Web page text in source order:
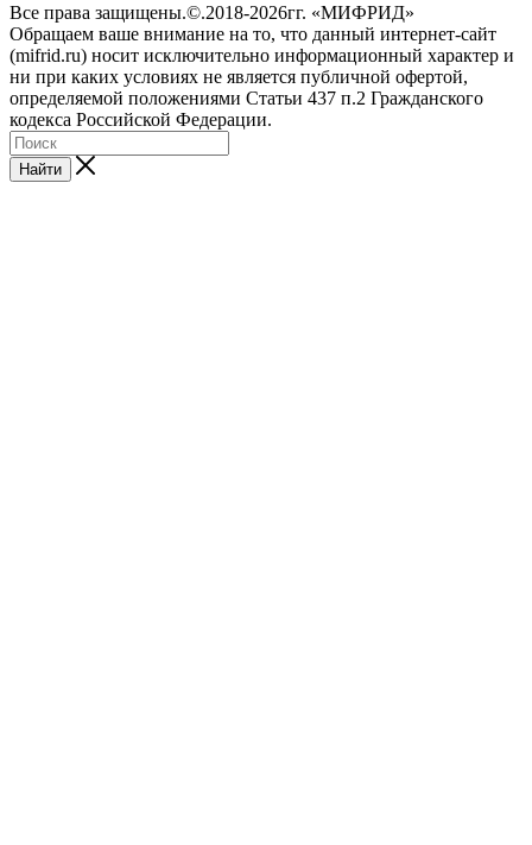
Все права защищены.©.2018-2026гг. «МИФРИД»
Обращаем ваше внимание на то, что данный интернет-сайт
(mifrid.ru) носит исключительно информационный характер и
ни при каких условиях не является публичной офертой,
определяемой положениями Статьи 437 п.2 Гражданского
кодекса Российской Федерации.
Найти